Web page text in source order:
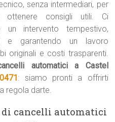
senza intermediari, per
consigli utili. Ci
un intervento tempestivo,
e garantendo un lavoro
originali e costi trasparenti.
automatici a Castel
: siamo pronti a offrirti
regola darte.
cancelli automatici